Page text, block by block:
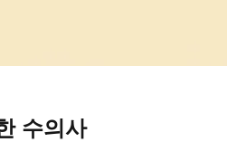
수의사